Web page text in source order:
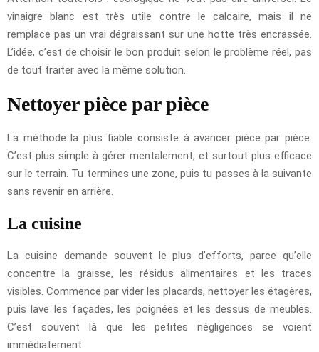
vinaigre blanc est très utile contre le calcaire, mais il ne
remplace pas un vrai dégraissant sur une hotte très encrassée.
L’idée, c’est de choisir le bon produit selon le problème réel, pas
de tout traiter avec la même solution.
Nettoyer pièce par pièce
La méthode la plus fiable consiste à avancer pièce par pièce.
C’est plus simple à gérer mentalement, et surtout plus efficace
sur le terrain. Tu termines une zone, puis tu passes à la suivante
sans revenir en arrière.
La cuisine
La cuisine demande souvent le plus d’efforts, parce qu’elle
concentre la graisse, les résidus alimentaires et les traces
visibles. Commence par vider les placards, nettoyer les étagères,
puis lave les façades, les poignées et les dessus de meubles.
C’est souvent là que les petites négligences se voient
immédiatement.